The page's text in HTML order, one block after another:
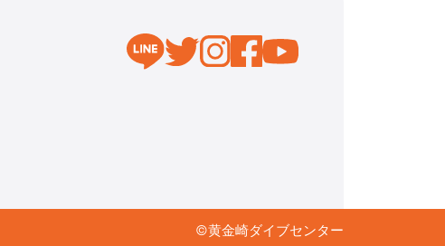
©︎黄金崎ダイブセンター